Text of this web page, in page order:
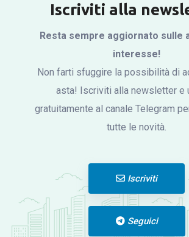
Iscriviti alla
Resta sempre aggiornato sulle
interesse!
Non farti sfuggire la possibilità di
asta! Iscriviti alla newsletter e
gratuitamente al canale Telegram
tutte le novità.
Iscriviti
Seguici